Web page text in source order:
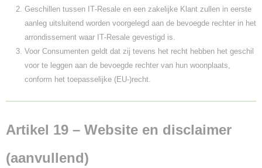
Geschillen tussen IT‑Resale en een zakelijke Klant zullen in eerste
aanleg uitsluitend worden voorgelegd aan de bevoegde rechter in het
arrondissement waar IT‑Resale gevestigd is.
Voor Consumenten geldt dat zij tevens het recht hebben het geschil
voor te leggen aan de bevoegde rechter van hun woonplaats,
conform het toepasselijke (EU-)recht.
Artikel 19 – Website en disclaimer
(aanvullend)